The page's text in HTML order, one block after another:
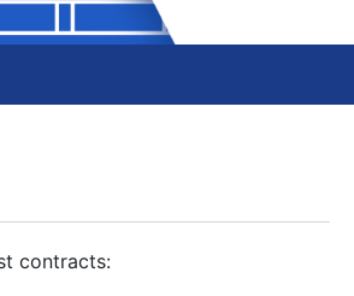
contracts: